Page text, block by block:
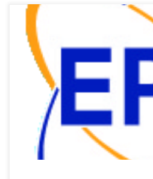
Un second EPN a été labellisé à
située au numéro 5 de la rue de
ASBL organise, en partenariat avec
vendredi 23 avril 2010 à 20h : «